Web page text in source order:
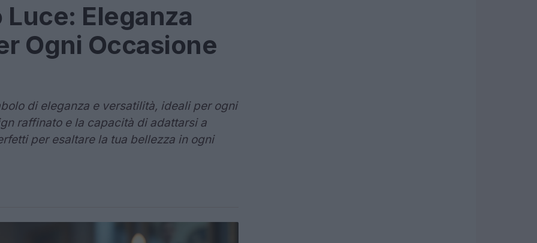
Eleganza
Ogni Occasione
di eleganza e versatilità, ideali per ogni
raffinato e la capacità di adattarsi a
per esaltare la tua bellezza in ogni